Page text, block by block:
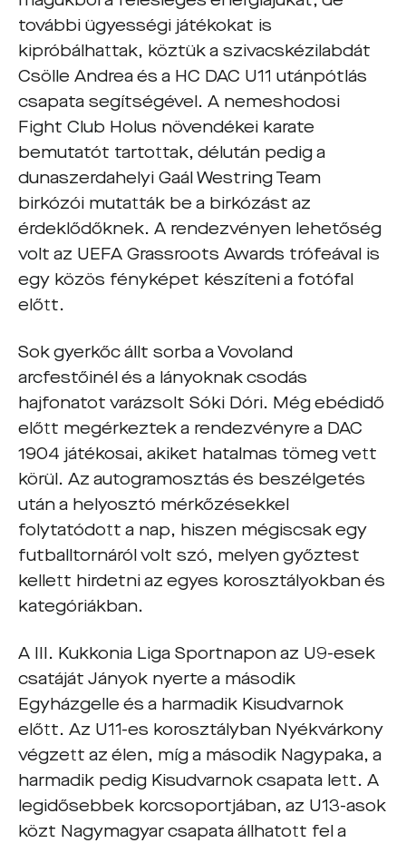
további ügyességi játékokat is
kipróbálhattak, köztük a szivacskézilabdát
Csölle Andrea és a HC DAC U11 utánpótlás
csapata segítségével. A nemeshodosi
Fight Club Holus növendékei karate
bemutatót tartottak, délután pedig a
dunaszerdahelyi Gaál Westring Team
birkózói mutatták be a birkózást az
érdeklődőknek. A rendezvényen lehetőség
volt az UEFA Grassroots Awards trófeával is
egy közös fényképet készíteni a fotófal
előtt.
Sok gyerkőc állt sorba a Vovoland
arcfestőinél és a lányoknak csodás
hajfonatot varázsolt Sóki Dóri. Még ebédidő
előtt megérkeztek a rendezvényre a DAC
1904 játékosai, akiket hatalmas tömeg vett
körül. Az autogramosztás és beszélgetés
után a helyosztó mérkőzésekkel
folytatódott a nap, hiszen mégiscsak egy
futballtornáról volt szó, melyen győztest
kellett hirdetni az egyes korosztályokban és
kategóriákban.
A III. Kukkonia Liga Sportnapon az U9-esek
csatáját Jányok nyerte a második
Egyházgelle és a harmadik Kisudvarnok
előtt. Az U11-es korosztályban Nyékvárkony
végzett az élen, míg a második Nagypaka, a
harmadik pedig Kisudvarnok csapata lett. A
legidősebbek korcsoportjában, az U13-asok
közt Nagymagyar csapata állhatott fel a